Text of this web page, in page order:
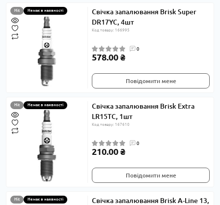
Hit Немає в наявності
Свічка запалювання Brisk Super
DR17YC, 4шт
Код товару: 166995
0
578.00 ₴
Повідомити мене
Hit Немає в наявності
Свічка запалювання Brisk Extra
LR15TC, 1шт
Код товару: 167610
0
210.00 ₴
Повідомити мене
Hit Немає в наявності
Свічка запалювання Brisk A-Line 13,